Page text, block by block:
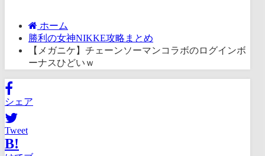
ホーム
勝利の女神NIKKE攻略まとめ
【メガニケ】チェーンソーマンコラボのログインボ
ーナスひどいｗ
シェア
Tweet
B!